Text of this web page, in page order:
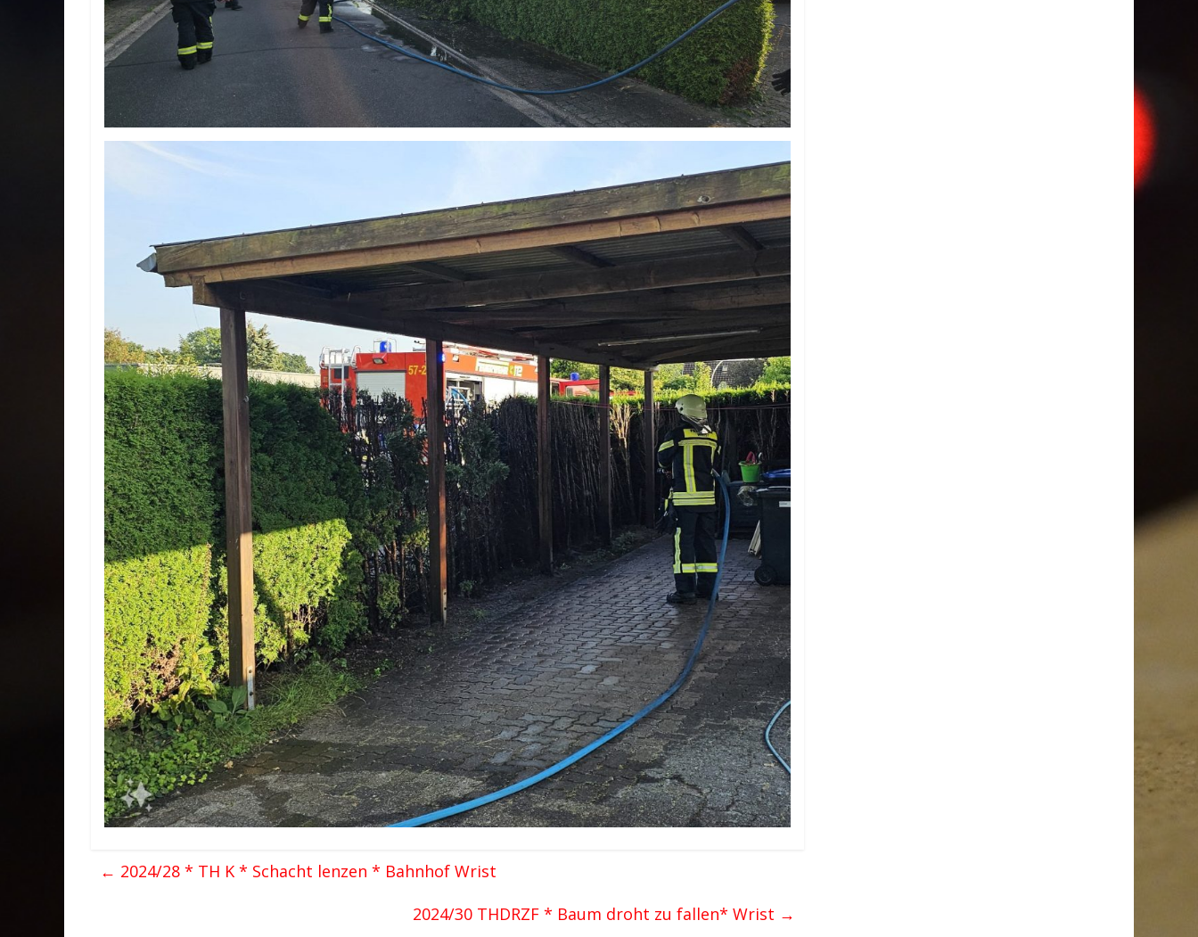
← 2024/28 * TH K * Schacht lenzen * Bahnhof Wrist
2024/30 THDRZF * Baum droht zu fallen* Wrist →